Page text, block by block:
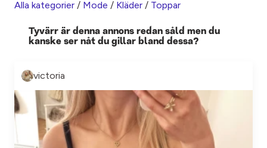
Alla kategorier / Mode / Kläder / Toppar
Tyvärr är denna annons redan såld men du
kanske ser nåt du gillar bland dessa?
victoria